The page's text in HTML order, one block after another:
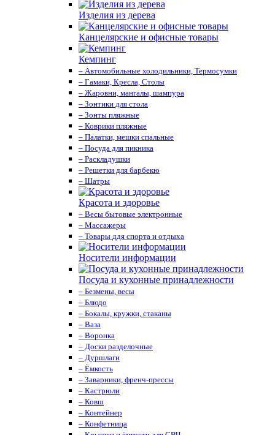
Изделия из дерева
Канцелярские и офисные товары
Кемпинг
– Автомобильные холодильники, Термосумки
– Гамаки, Кресла, Столы
– Жаровни, мангалы, шампура
– Зонтики для стола
– Зонты пляжные
– Коврики пляжные
– Палатки, мешки спальные
– Посуда для пикника
– Раскладушки
– Решетки для барбекю
– Шатры
Красота и здоровье
– Весы бытовые электронные
– Массажеры
– Товары ддя спорта и отдыха
Носители информации
Посуда и кухонные принадлежности
– Безмены, весы
– Блюдо
– Бокалы, кружки, стаканы
– Ваза
– Воронка
– Доски разделочные
– Дуршлаги
– Ёмкость
– Заварники, френч-прессы
– Кастрюли
– Ковш
– Контейнер
– Конфетница